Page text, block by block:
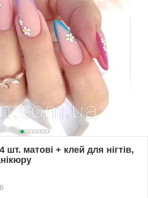
шт. матові + клей для нігтів,